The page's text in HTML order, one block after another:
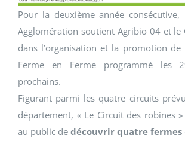
Pour la deuxième année consécutive,
Agglomération soutient Agribio 04 et le
dans l’organisation et la promotion de
Ferme en Ferme programmé les
prochains.
Figurant parmi les quatre circuits
département, « Le Circuit des robines
au public de découvrir quatre fermes